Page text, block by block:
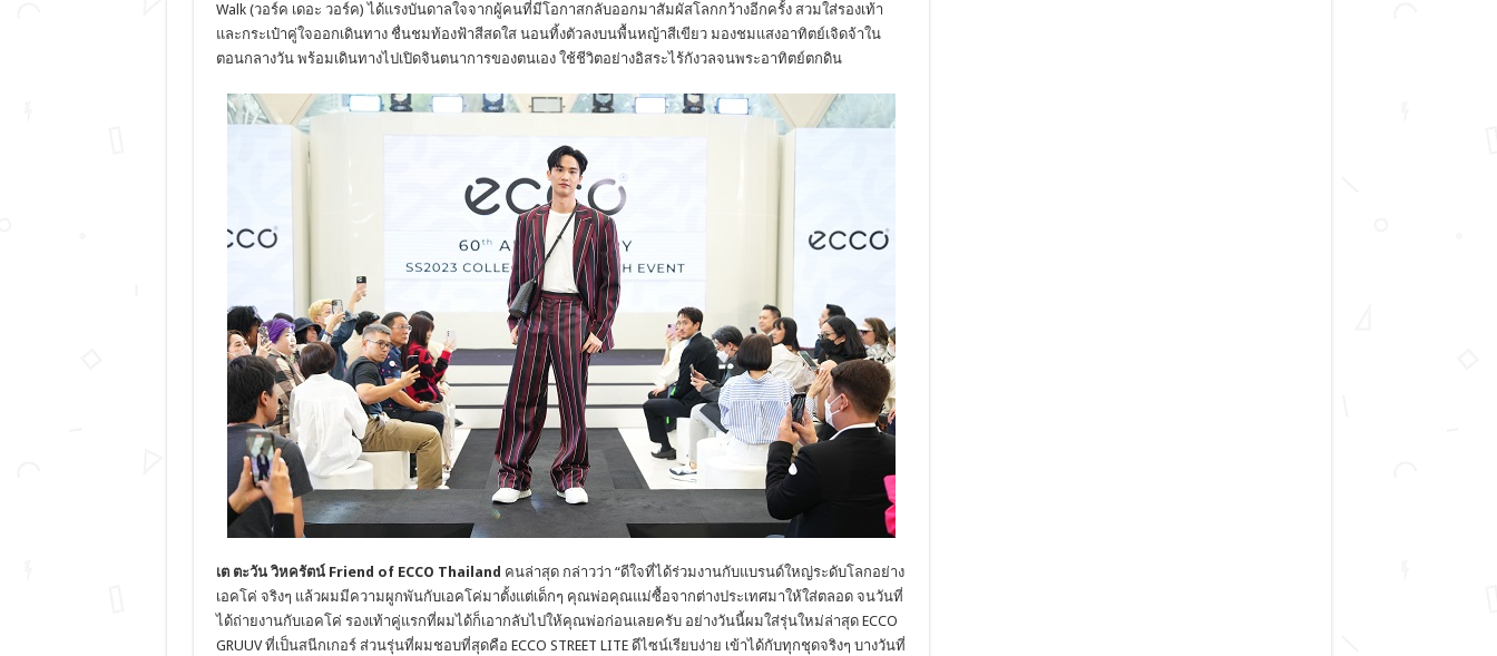
Walk (วอร์ค เดอะ วอร์ค) ได้แรงบันดาลใจจากผู้คนที่มีโอกาสกลับออกมาสัมผัสโลกกว้างอีกครั้ง สวมใส่รองเท้า
และกระเป๋าคู่ใจออกเดินทาง ชื่นชมท้องฟ้าสีสดใส นอนทิ้งตัวลงบนพื้นหญ้าสีเขียว มองชมแสงอาทิตย์เจิดจ้าใน
ตอนกลางวัน พร้อมเดินทางไปเปิดจินตนาการของตนเอง ใช้ชีวิตอย่างอิสระไร้กังวลจนพระอาทิตย์ตกดิน
เต ตะวัน วิหครัตน์ Friend of ECCO Thailand คนล่าสุด กล่าวว่า “ดีใจที่ได้ร่วมงานกับแบรนด์ใหญ่ระดับโลกอย่าง
เอคโค่ จริงๆ แล้วผมมีความผูกพันกับเอคโค่มาตั้งแต่เด็กๆ คุณพ่อคุณแม่ซื้อจากต่างประเทศมาให้ใส่ตลอด จนวันที่
ได้ถ่ายงานกับเอคโค่ รองเท้าคู่แรกที่ผมได้ก็เอากลับไปให้คุณพ่อก่อนเลยครับ อย่างวันนี้ผมใส่รุ่นใหม่ล่าสุด ECCO
GRUUV ที่เป็นสนีกเกอร์ ส่วนรุ่นที่ผมชอบที่สุดคือ ECCO STREET LITE ดีไซน์เรียบง่าย เข้าได้กับทุกชุดจริงๆ บางวันที่